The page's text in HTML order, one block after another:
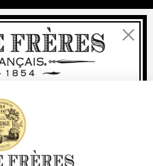
Mentions légales
de cookies
MARIAGE FRERES
Fermer
rapide est
Métropolitaine
reste du monde